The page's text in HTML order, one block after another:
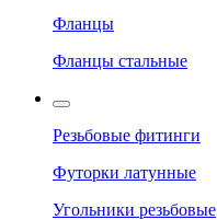
Фланцы
Фланцы стальные
Резьбовые фитинги
Футорки латунные
Угольники резьбовые